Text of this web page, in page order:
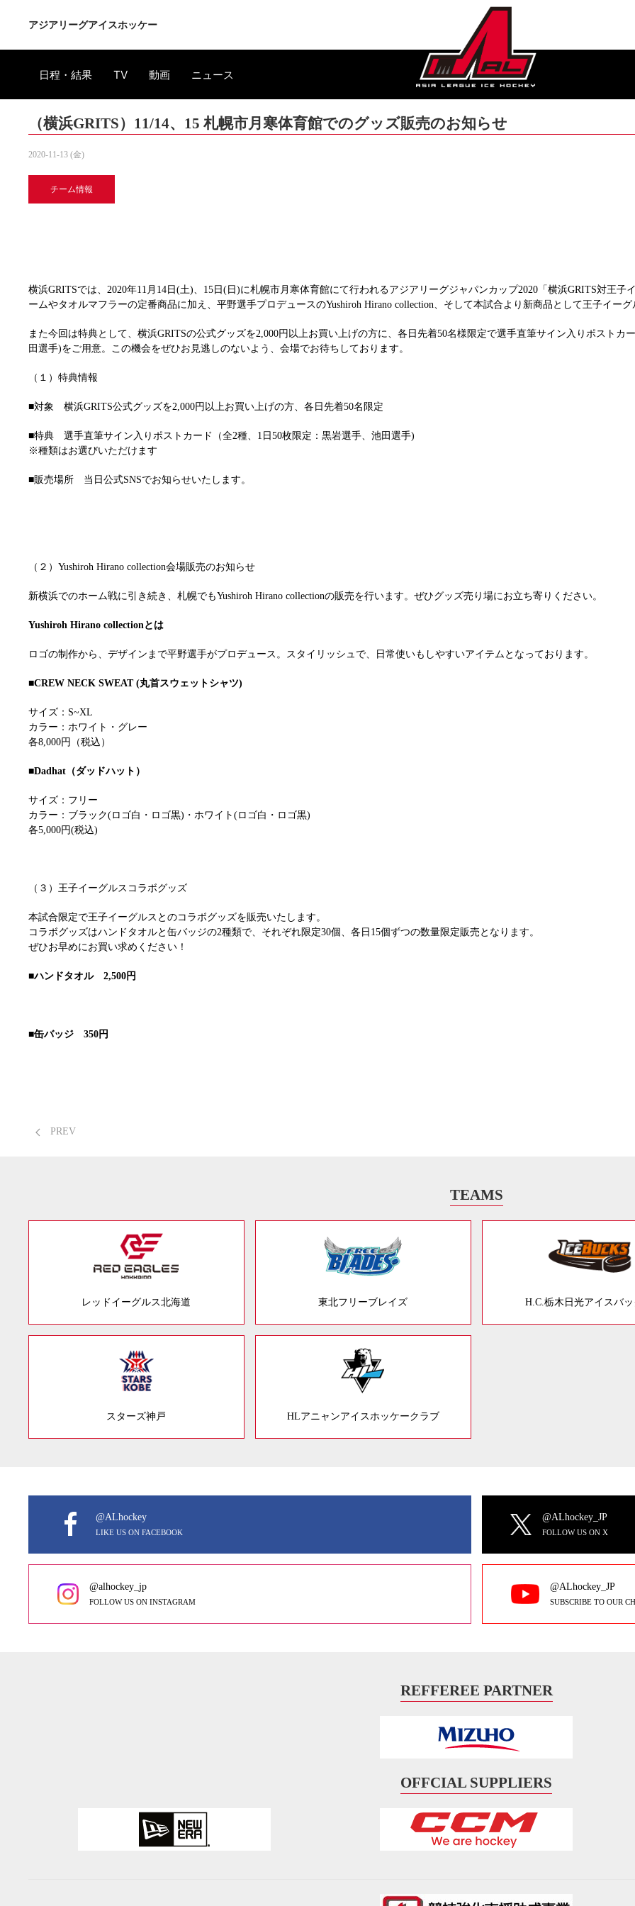
アジアリーグアイスホッケー
日程・結果 TV 動画 ニュース
（横浜GRITS）11/14、15 札幌市月寒体育館でのグッズ販売のお知らせ
2020-11-13 (金)
チーム情報
横浜GRITSでは、2020年11月14日(土)、15日(日)に札幌市月寒体育館にて行われるアジアリーグジャパンカップ2020「横浜GRITS対王
ームやタオルマフラーの定番商品に加え、平野選手プロデュースのYushiroh Hirano collection、そして本試合より新商品として王子イー
また今回は特典として、横浜GRITSの公式グッズを2,000円以上お買い上げの方に、各日先着50名様限定で選手直筆サイン入りポスト
田選手)をご用意。この機会をぜひお見逃しのないよう、会場でお待ちしております。
（１）特典情報
■対象 横浜GRITS公式グッズを2,000円以上お買い上げの方、各日先着50名限定
■特典 選手直筆サイン入りポストカード（全2種、1日50枚限定：黒岩選手、池田選手)
※種類はお選びいただけます
■販売場所 当日公式SNSでお知らせいたします。
（２）Yushiroh Hirano collection会場販売のお知らせ
新横浜でのホーム戦に引き続き、札幌でもYushiroh Hirano collectionの販売を行います。ぜひグッズ売り場にお立ち寄りください。
Yushiroh Hirano collectionとは
ロゴの制作から、デザインまで平野選手がプロデュース。スタイリッシュで、日常使いもしやすいアイテムとなっております。
■CREW NECK SWEAT (丸首スウェットシャツ)
サイズ：S~XL
カラー：ホワイト・グレー
各8,000円（税込）
■Dadhat（ダッドハット）
サイズ：フリー
カラー：ブラック(ロゴ白・ロゴ黒)・ホワイト(ロゴ白・ロゴ黒)
各5,000円(税込)
（３）王子イーグルスコラボグッズ
本試合限定で王子イーグルスとのコラボグッズを販売いたします。
コラボグッズはハンドタオルと缶バッジの2種類で、それぞれ限定30個、各日15個ずつの数量限定販売となります。
ぜひお早めにお買い求めください！
■ハンドタオル 2,500円
■缶バッジ 350円
PREV
TEAMS
レッドイーグルス北海道 東北フリーブレイズ H.C.栃木日光アイスバ
スターズ神戸 HLアニャンアイスホッケークラブ
@ALhockey
LIKE US ON FACEBOOK
@ALhockey_JP
FOLLOW US ON X
@alhockey_jp
FOLLOW US ON INSTAGRAM
@ALhockey_JP
SUBSCRIBE TO OUR
REFFEREE PARTNER
OFFCIAL SUPPLIERS